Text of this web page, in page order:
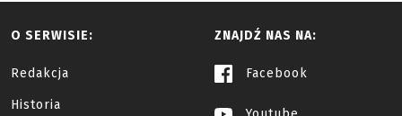
O SERWISIE:
Redakcja
Historia
ZNAJDŹ NAS NA:
Facebook